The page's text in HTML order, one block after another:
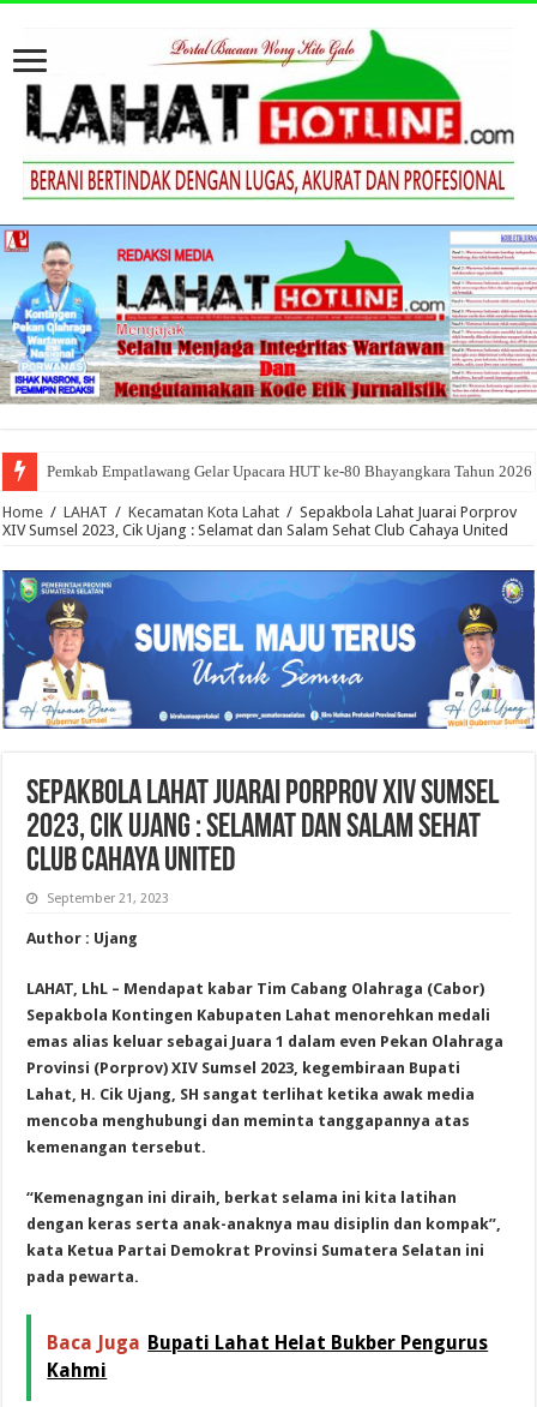
Pemkab Empatlawang Gelar Upacara HUT ke-80 Bhayangkara Tahun 2026
Home / LAHAT / Kecamatan Kota Lahat / Sepakbola Lahat Juarai Porprov
XIV Sumsel 2023, Cik Ujang : Selamat dan Salam Sehat Club Cahaya United
Sepakbola Lahat Juarai Porprov XIV Sumsel
2023, Cik Ujang : Selamat dan Salam Sehat
Club Cahaya United
September 21, 2023
Author : Ujang
LAHAT, LhL – Mendapat kabar Tim Cabang Olahraga (Cabor)
Sepakbola Kontingen Kabupaten Lahat menorehkan medali
emas alias keluar sebagai Juara 1 dalam even Pekan Olahraga
Provinsi (Porprov) XIV Sumsel 2023, kegembiraan Bupati
Lahat, H. Cik Ujang, SH sangat terlihat ketika awak media
mencoba menghubungi dan meminta tanggapannya atas
kemenangan tersebut.
“Kemenagngan ini diraih, berkat selama ini kita latihan
dengan keras serta anak-anaknya mau disiplin dan kompak”,
kata Ketua Partai Demokrat Provinsi Sumatera Selatan ini
pada pewarta.
Baca Juga Bupati Lahat Helat Bukber Pengurus
Kahmi